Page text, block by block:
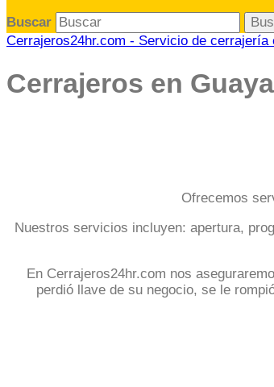
Buscar
Cerrajeros24hr.com - Servicio de cerrajería
Cerrajeros en
Ofrecemos
Nuestros servicios incluyen: apertura,
En Cerrajeros24hr.com nos
perdió llave de su negocio, se le